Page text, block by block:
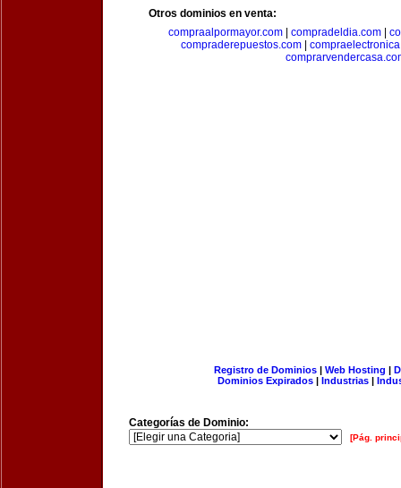
Otros dominios en venta:
compraalpormayor.com| compradeldia.com|
compraderepuestos.com|
Registro de Dominios| Web Hosting |
Dominios Expirados | Industrias |
Categorías de Dominio:
[Pág.